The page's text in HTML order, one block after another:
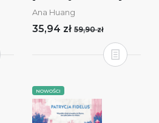
Ana Huang
35,94 zł 59,90 zł
NOWOŚCI